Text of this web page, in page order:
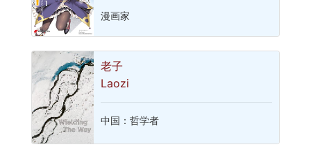
漫画家
老子
Laozi
中国：哲学者